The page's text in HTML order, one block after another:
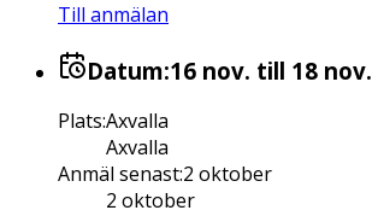
Till anmälan
Datum:16 nov. till 18 nov.
Plats:Axvalla
Axvalla
Anmäl senast:2 oktober
2 oktober